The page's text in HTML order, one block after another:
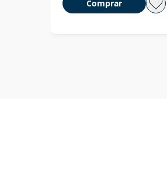
Comprar